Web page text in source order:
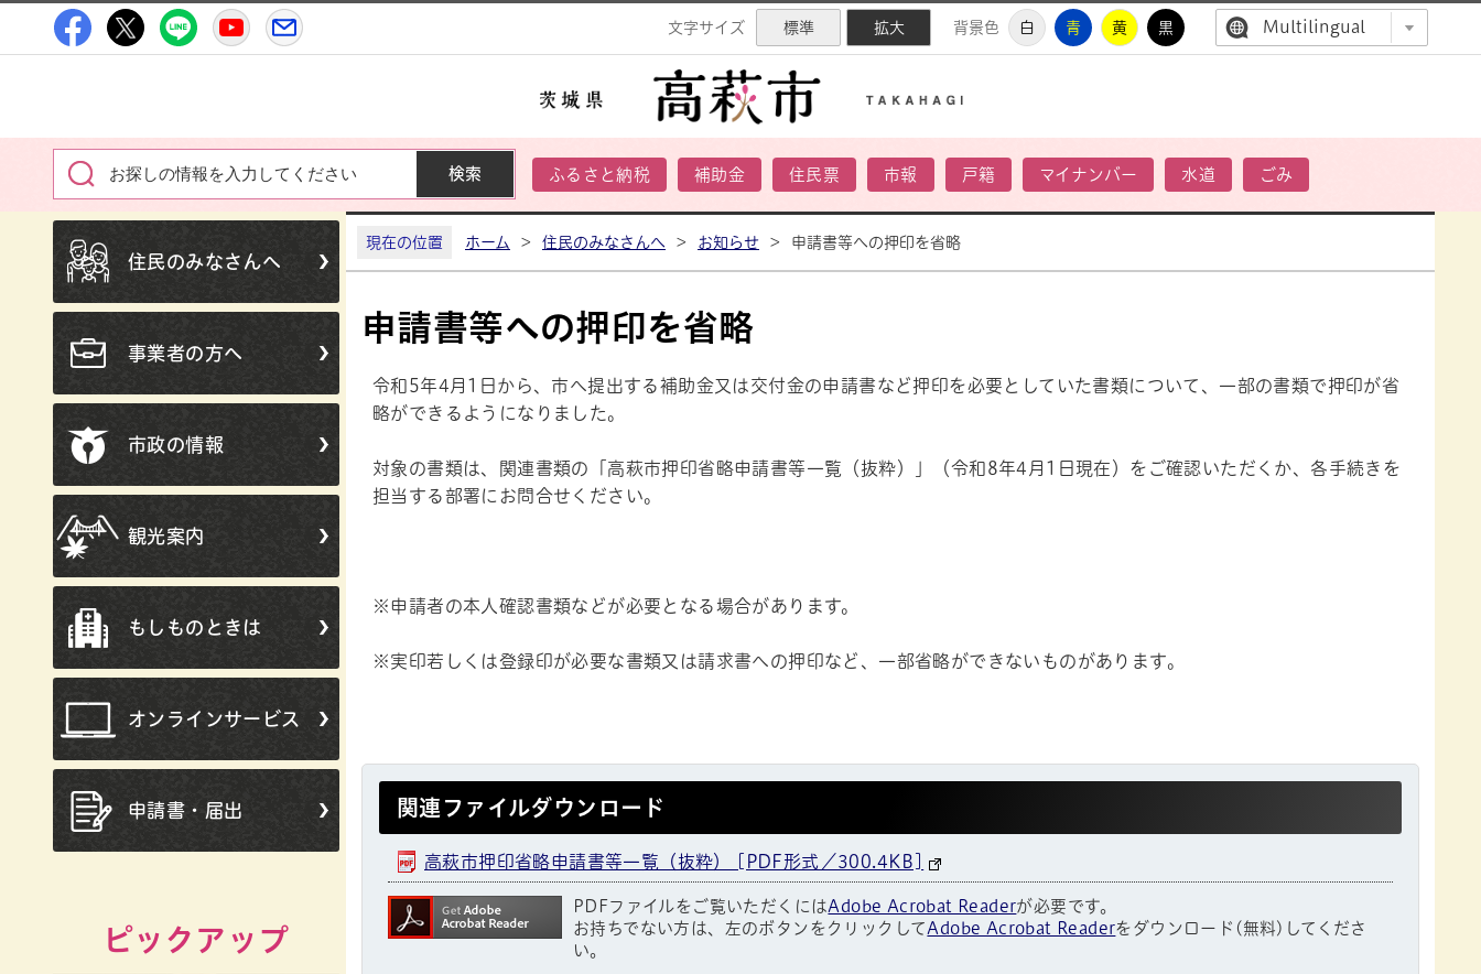
高萩市公式Facebook
高萩市公式X高萩市公式LINE
高萩市YouTube公式チャンネル 文字サイズ 標準 拡大 背景色 白 青 黄 黒 Multilingual
ふるさと納税 補助金 住民票 市報 戸籍 マイナンバー 水道 ごみ
住民のみなさんへ
事業者の方へ
市政の情報
観光案内
もしものときは
オンラインサービス
申請書・届出
ピックアップ
現在の位置 ホーム > 住民のみなさんへ > お知らせ > 申請書等への押印を省略
申請書等への押印を省略
令和5年4月1日から、市へ提出する補助金又は交付金の申請書など押印を必要としていた書類について、一部の書類で押印が省
略ができるようになりました。
対象の書類は、関連書類の「高萩市押印省略申請書等一覧（抜粋）」（令和8年4月1日現在）をご確認いただくか、各手続きを
担当する部署にお問合せください。
※申請者の本人確認書類などが必要となる場合があります。
※実印若しくは登録印が必要な書類又は請求書への押印など、一部省略ができないものがあります。
関連ファイルダウンロード
高萩市押印省略申請書等一覧（抜粋） [PDF形式／300.4KB]
PDFファイルをご覧いただくにはAdobe Acrobat Readerが必要です。
お持ちでない方は、左のボタンをクリックして Adobe Acrobat Readerをダウンロード(無料)してくださ
い。